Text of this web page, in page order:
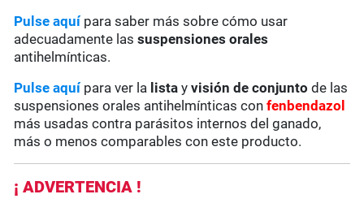
Pulse aquí para saber más sobre cómo usar
adecuadamente lassuspensiones orales
antihelmínticas.
Pulse aquípara ver la lista yvisión de conjunto de las
suspensiones orales antihelmínticas confenbendazol
más usadas contra parásitos internos del ganado,
más o menos comparables con este producto.
¡ ADVERTENCIA !